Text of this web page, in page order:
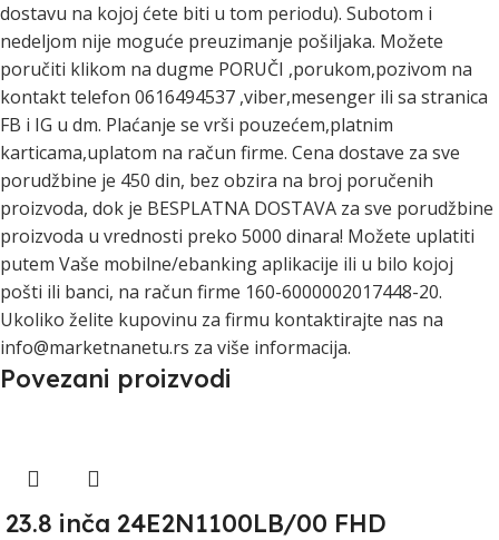
dostavu na kojoj ćete biti u tom periodu). Subotom i
nedeljom nije moguće preuzimanje pošiljaka. Možete
poručiti klikom na dugme PORUČI ,porukom,pozivom na
kontakt telefon 0616494537 ,viber,mesenger ili sa stranica
FB i IG u dm. Plaćanje se vrši pouzećem,platnim
karticama,uplatom na račun firme. Cena dostave za sve
porudžbine je 450 din, bez obzira na broj poručenih
proizvoda, dok je BESPLATNA DOSTAVA za sve porudžbine
proizvoda u vrednosti preko 5000 dinara! Možete uplatiti
putem Vaše mobilne/ebanking aplikacije ili u bilo kojoj
pošti ili banci, na račun firme 160-6000002017448-20.
Ukoliko želite kupovinu za firmu kontaktirajte nas na
info@marketnanetu.rs za više informacija.
Povezani proizvodi
23.8 inča 24E2N1100LB/00 FHD